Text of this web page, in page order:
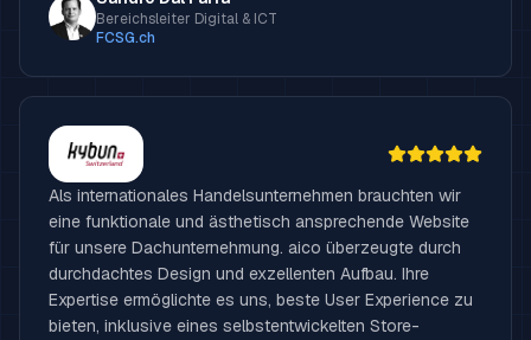
Bereichsleiter Digital & ICT
FCSG.ch
Als internationales Handelsunternehmen brauchten wir
eine funktionale und ästhetisch ansprechende Website
für unsere Dachunternehmung. aico überzeugte durch
durchdachtes Design und exzellenten Aufbau. Ihre
Expertise ermöglichte es uns, beste User Experience zu
bieten, inklusive eines selbstentwickelten Store-